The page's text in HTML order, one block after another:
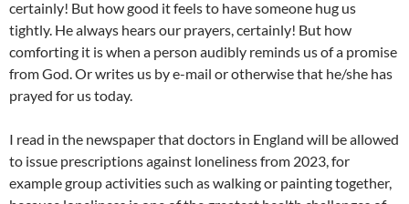
certainly! But how good it feels to have someone hug us
tightly. He always hears our prayers, certainly! But how
comforting it is when a person audibly reminds us of a promise
from God. Or writes us by e-mail or otherwise that he/she has
prayed for us today.
I read in the newspaper that doctors in England will be allowed
to issue prescriptions against loneliness from 2023, for
example group activities such as walking or painting together,